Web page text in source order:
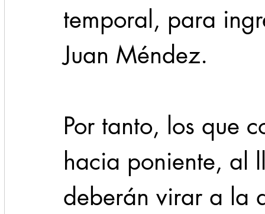
temporal, para
Juan Méndez.
Por tanto, los que
hacia poniente, al
deberán virar a la